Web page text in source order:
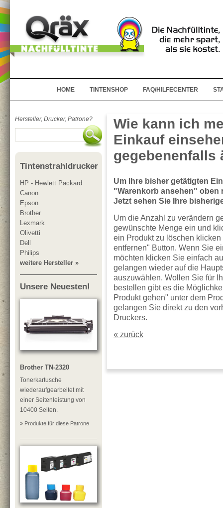
HOME TINTENSHOP FAQ/HILFECENTER
Hersteller, Drucker, Patrone?
Tintenstrahldrucker
HP - Hewlett Packard
Canon
Epson
Brother
Lexmark
Olivetti
Dell
Philips
weitere Hersteller »
Unsere Neuesten!
Brother TN-2320
Tonerkartusche
wiederaufgearbeitet mit
einer Seitenleistung von
10400 Seiten.
» Produkte für diese Patrone
Wie kann ich
Einkauf
gegebenenfalls
Um Ihre bisher getätigten
"Warenkorb ansehen" oben
Jetzt sehen Sie Ihre
Um die Anzahl zu verändern
gewünschte Menge ein und
ein Produkt zu löschen
entfernen" Button. Wenn Sie
möchten klicken Sie einfach
gelangen wieder auf die
auszuwählen. Wollen Sie für
bestellen gibt es die
Produkt gehen" unter dem
gelangen Sie direkt zu den
Druckers.
« zurück